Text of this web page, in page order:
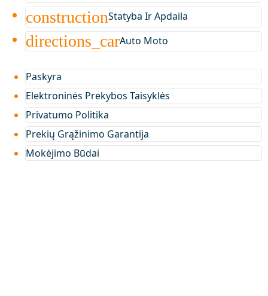
constructionStatyba Ir Apdaila
directions_carAuto Moto
Paskyra
Elektroninės Prekybos Taisyklės
Privatumo Politika
Prekių Grąžinimo Garantija
Mokėjimo Būdai